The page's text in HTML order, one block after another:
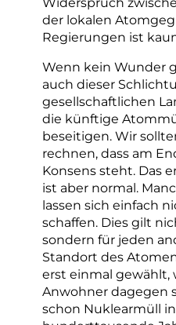
der lokalen
Regierungen ist
Wenn kein Wunder
auch dieser
gesellschaftlichen
die künftige
beseitigen. Wir
rechnen, dass am
Konsens steht. Das
ist aber normal.
lassen sich einfach
schaffen. Dies gilt
sondern für jeden
Standort des
erst einmal gewählt,
Anwohner dagegen
schon Nuklearmüll